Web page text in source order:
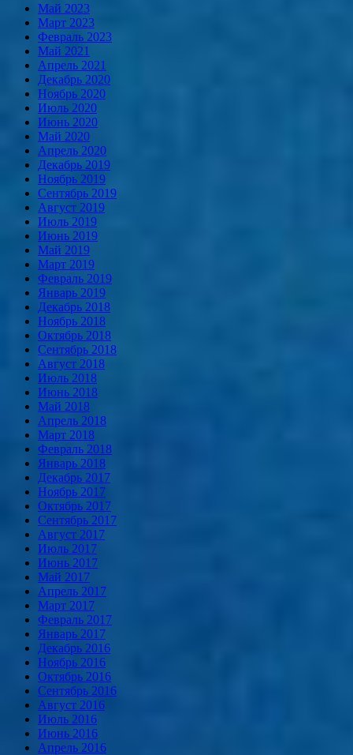
Май 2023
Март 2023
Февраль 2023
Май 2021
Апрель 2021
Декабрь 2020
Ноябрь 2020
Июль 2020
Июнь 2020
Май 2020
Апрель 2020
Декабрь 2019
Ноябрь 2019
Сентябрь 2019
Август 2019
Июль 2019
Июнь 2019
Май 2019
Март 2019
Февраль 2019
Январь 2019
Декабрь 2018
Ноябрь 2018
Октябрь 2018
Сентябрь 2018
Август 2018
Июль 2018
Июнь 2018
Май 2018
Апрель 2018
Март 2018
Февраль 2018
Январь 2018
Декабрь 2017
Ноябрь 2017
Октябрь 2017
Сентябрь 2017
Август 2017
Июль 2017
Июнь 2017
Май 2017
Апрель 2017
Март 2017
Февраль 2017
Январь 2017
Декабрь 2016
Ноябрь 2016
Октябрь 2016
Сентябрь 2016
Август 2016
Июль 2016
Июнь 2016
Апрель 2016